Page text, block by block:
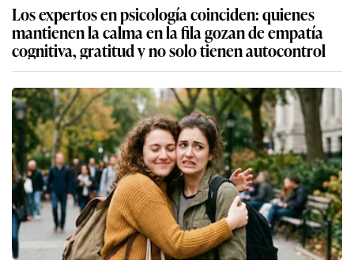
Los expertos en psicología coinciden: quienes
mantienen la calma en la fila gozan de empatía
cognitiva, gratitud y no solo tienen autocontrol